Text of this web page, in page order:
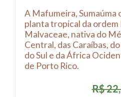
A Mafumeira, Sumaúma
planta tropical da ordem
Malvaceae, nativa do
Central, das Caraíbas,
do Sul e da África
de Porto Rico.
R$